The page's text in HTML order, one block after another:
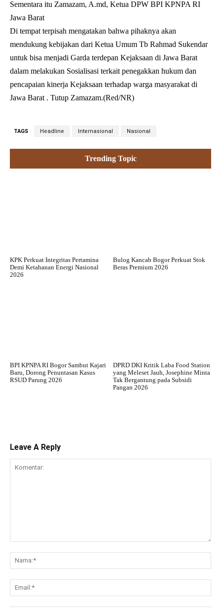
Sementara itu Zamazam, A.md, Ketua DPW BPI KPNPA RI
Jawa Barat
Di tempat terpisah mengatakan bahwa pihaknya akan
mendukung kebijakan dari Ketua Umum Tb Rahmad Sukendar
untuk bisa menjadi Garda terdepan Kejaksaan di Jawa Barat
dalam melakukan Sosialisasi terkait penegakkan hukum dan
pencapaian kinerja Kejaksaan terhadap warga masyarakat di
Jawa Barat . Tutup Zamazam.(Red/NR)
TAGS Headline Internasional Nasional
Trending Topic
KPK Perkuat Integritas Pertamina
Demi Ketahanan Energi Nasional
2026
Bulog Kancab Bogor Perkuat Stok
Beras Premium 2026
BPI KPNPA RI Bogor Sambut Kajari
Baru, Dorong Penuntasan Kasus
RSUD Parung 2026
DPRD DKI Kritik Laba Food Station
yang Meleset Jauh, Josephine Minta
Tak Bergantung pada Subsidi
Pangan 2026
Leave A Reply